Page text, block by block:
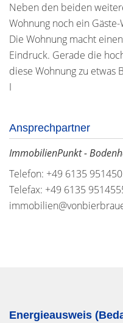
Neben den beiden
Wohnung noch ein Gäste-
Die Wohnung macht
Eindruck. Gerade die
diese Wohnung zu etwas
I
Ansprechpartner
ImmobilienPunkt -
Telefon: +49 6135 951450
Telefax: +49 6135
Energieausweis